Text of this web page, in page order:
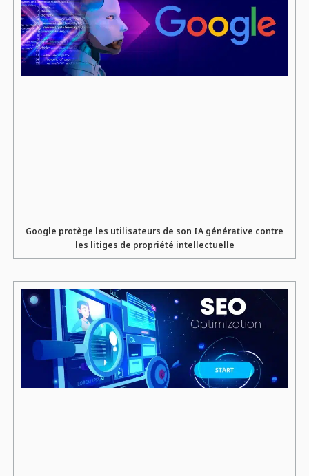
Google protège les utilisateurs de son IA générative contre
les litiges de propriété intellectuelle